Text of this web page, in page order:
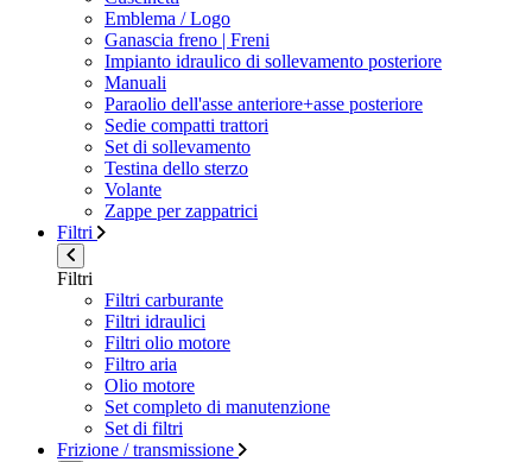
Emblema / Logo
Ganascia freno | Freni
Impianto idraulico di sollevamento posteriore
Manuali
Paraolio dell'asse anteriore+asse posteriore
Sedie compatti trattori
Set di sollevamento
Testina dello sterzo
Volante
Zappe per zappatrici
Filtri
Filtri
Filtri carburante
Filtri idraulici
Filtri olio motore
Filtro aria
Olio motore
Set completo di manutenzione
Set di filtri
Frizione / transmissione